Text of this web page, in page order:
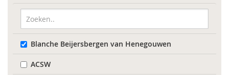
Blanche Beijersbergen van Henegouwen
ACSW